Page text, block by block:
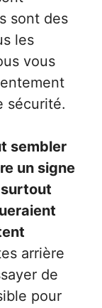
sont des
les
vous
sécurité.
sembler
un signe
arrière
de
pour